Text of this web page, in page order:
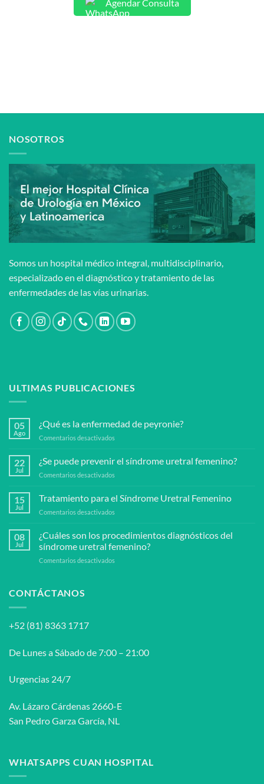
Agendar Consulta
NOSOTROS
Somos un hospital médico integral, multidisciplinario,
especializado en el diagnóstico y tratamiento de las
enfermedades de las vías urinarias.
ULTIMAS PUBLICACIONES
05
Ago
¿Qué es la enfermedad de peyronie?
Comentarios desactivados
enfermedad
peyronie?
22
Jul
¿Se puede prevenir el síndrome uretral femenino?
Comentarios desactivados
puede
el
uretral
femenino?
15
Jul
Tratamiento para el Síndrome Uretral Femenino
Comentarios desactivados
Síndrome
Uretral
08
Jul
¿Cuáles son los procedimientos diagnósticos del
síndrome uretral femenino?
Comentarios desactivados
femenino?
CONTÁCTANOS
+52 (81) 8363 1717
De Lunes a Sábado de 7:00 – 21:00
Urgencias 24/7
Av. Lázaro Cárdenas 2660-E
San Pedro Garza García, NL
WHATSAPPS CUAN HOSPITAL